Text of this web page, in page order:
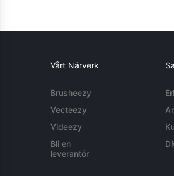
Vårt Närverk
Brusheezy
Vecteezy
Videezy
Bli en
leverantör